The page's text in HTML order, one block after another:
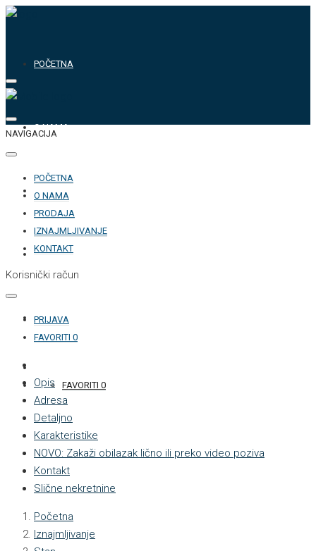
POČETNA
O NAMA
PRODAJA
IZNAJMLJIVANJE
KONTAKT
FAVORITI 0
NAVIGACIJA
POČETNA
O NAMA
PRODAJA
IZNAJMLJIVANJE
KONTAKT
Korisnički račun
PRIJAVA
FAVORITI 0
Opis
Adresa
Detaljno
Karakteristike
NOVO: Zakaži obilazak lično ili preko video poziva
Kontakt
Slične nekretnine
Početna
Iznajmljivanje